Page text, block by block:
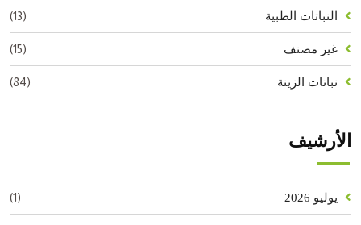
النباتات الطبية (13)
غير مصنف (15)
نباتات الزينة (84)
الأرشيف
يوليو 2026 (1)